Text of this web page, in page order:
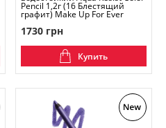
Pencil 1,2г (16 Блестящий
графит) Make Up For Ever
1730 грн
Купить